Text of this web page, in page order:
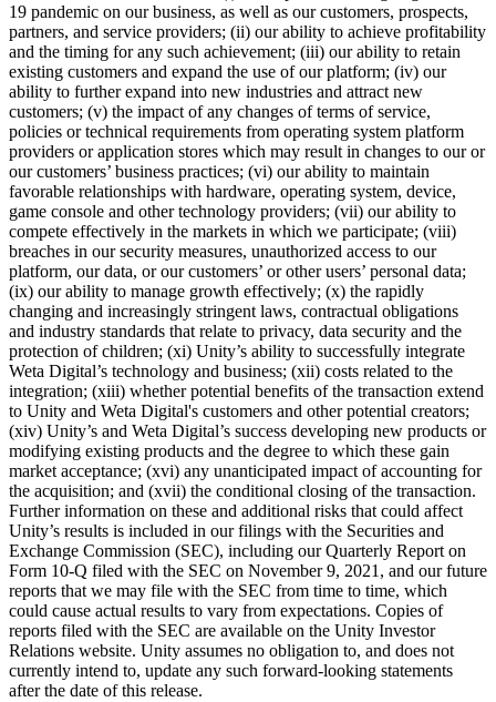
19 pandemic on our business, as well as our customers, prospects,
partners, and service providers; (ii) our ability to achieve profitability
and the timing for any such achievement; (iii) our ability to retain
existing customers and expand the use of our platform; (iv) our
ability to further expand into new industries and attract new
customers; (v) the impact of any changes of terms of service,
policies or technical requirements from operating system platform
providers or application stores which may result in changes to our or
our customers’ business practices; (vi) our ability to maintain
favorable relationships with hardware, operating system, device,
game console and other technology providers; (vii) our ability to
compete effectively in the markets in which we participate; (viii)
breaches in our security measures, unauthorized access to our
platform, our data, or our customers’ or other users’ personal data;
(ix) our ability to manage growth effectively; (x) the rapidly
changing and increasingly stringent laws, contractual obligations
and industry standards that relate to privacy, data security and the
protection of children; (xi) Unity’s ability to successfully integrate
Weta Digital’s technology and business; (xii) costs related to the
integration; (xiii) whether potential benefits of the transaction extend
to Unity and Weta Digital's customers and other potential creators;
(xiv) Unity’s and Weta Digital’s success developing new products or
modifying existing products and the degree to which these gain
market acceptance; (xvi) any unanticipated impact of accounting for
the acquisition; and (xvii) the conditional closing of the transaction.
Further information on these and additional risks that could affect
Unity’s results is included in our filings with the Securities and
Exchange Commission (SEC), including our Quarterly Report on
Form 10-Q filed with the SEC on November 9, 2021, and our future
reports that we may file with the SEC from time to time, which
could cause actual results to vary from expectations. Copies of
reports filed with the SEC are available on the Unity Investor
Relations website. Unity assumes no obligation to, and does not
currently intend to, update any such forward-looking statements
after the date of this release.